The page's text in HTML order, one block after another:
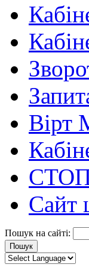
Вірт
Сайт
Пошук на сайті: